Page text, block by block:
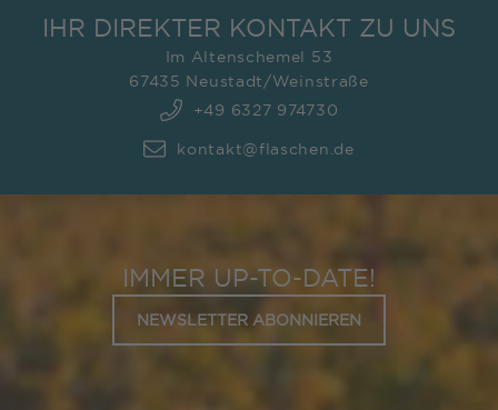
IHR DIREKTER KONTAKT ZU UNS
Im Altenschemel 53
67435 Neustadt/Weinstraße
+49 6327 974730
kontakt@flaschen.de
IMMER UP-TO-DATE!
NEWSLETTER ABONNIEREN